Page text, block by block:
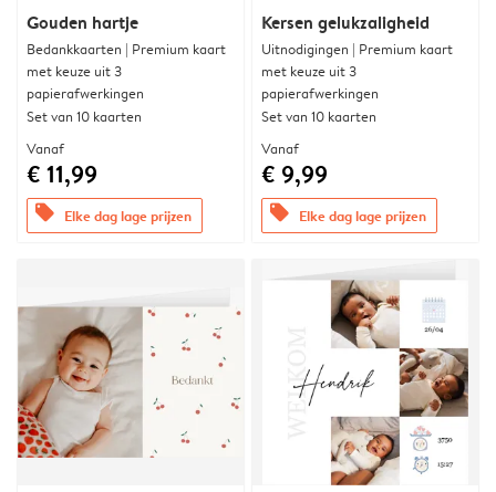
Gouden hartje
Bedankkaarten | Premium kaart
met keuze uit 3
papierafwerkingen
Set van 10 kaarten
Vanaf
€ 11,99
offers Elke dag lage prijzen
Kersen gelukzaligheid
Uitnodigingen | Premium kaart
met keuze uit 3
papierafwerkingen
Set van 10 kaarten
Vanaf
€ 9,99
offers Elke dag lage prijzen